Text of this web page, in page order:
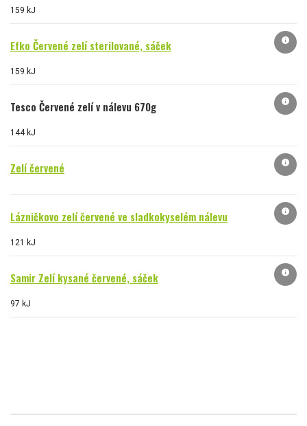
159 kJ
Efko Červené zelí sterilované, sáček
159 kJ
info
Tesco Červené zelí v nálevu 670g
144 kJ
info
Zelí červené info
Lázničkovo zelí červené ve sladkokyselém nálevu
121 kJ
info
Samir Zelí kysané červené, sáček
97 kJ
info